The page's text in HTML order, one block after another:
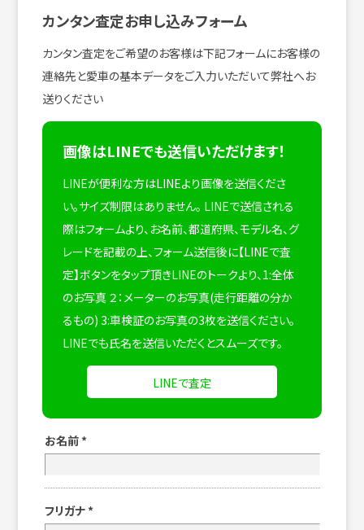
カンタン査定お申し込みフォーム
カンタン査定をご希望のお客様は下記フォームにお客様の
連絡先と愛車の基本データをご入力いただいて弊社へお
送りください
画像はLINEでも送信いただけます！
LINEが便利な方はLINEより画像を送信くださ
い。サイズ制限はありません。 LINEで送信される
際はフォームより、お名前、都道府県、モデル名、グ
レードを記載の上、フォーム送信後に【LINEで査
定】ボタンをタップ頂きLINEのトークより、1:全体
のお写真 ２：メーターのお写真(走行距離の分か
るもの) 3:車検証のお写真の3枚を送信ください。
LINEでも氏名を送信いただくとスムーズです。
LINEで査定
お名前 *
フリガナ *